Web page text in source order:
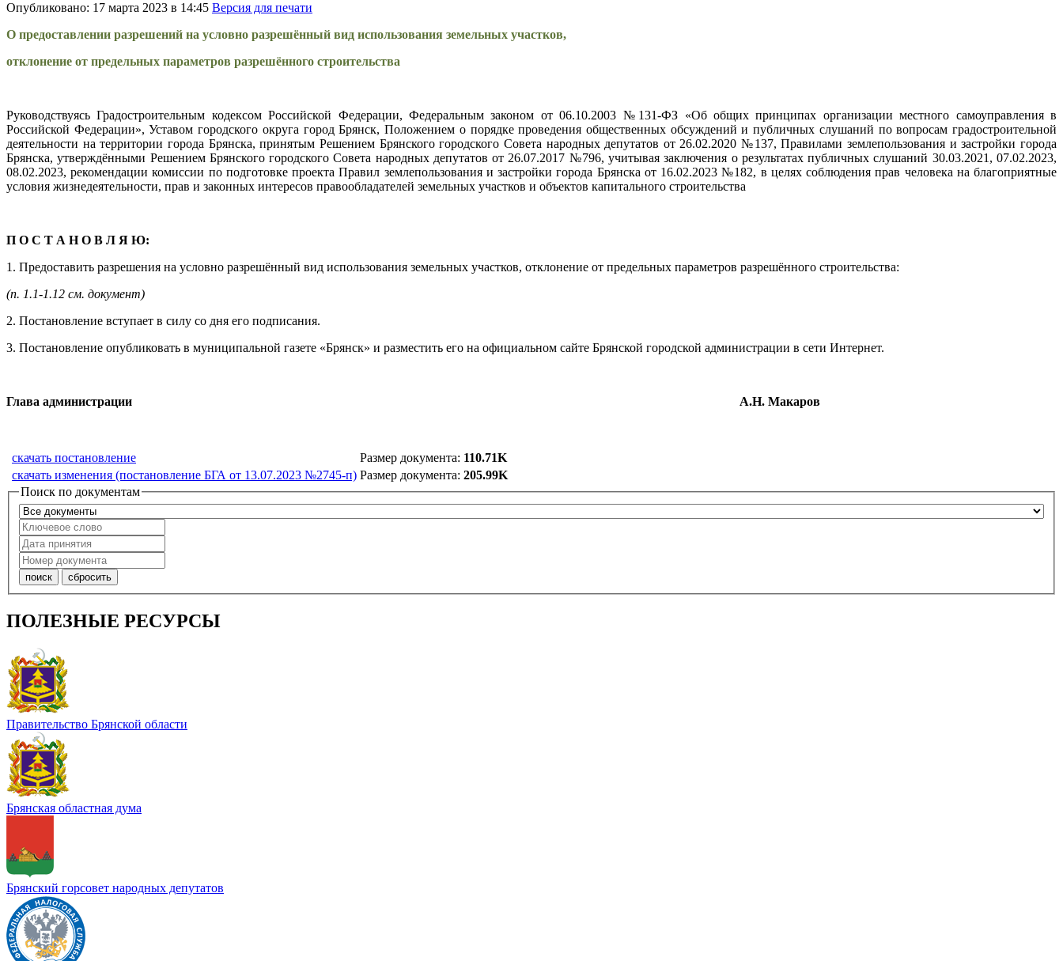
Опубликовано: 17 марта 2023 в 14:45 Версия для печати
О предоставлении разрешений на условно разрешённый вид использования земельных участков,
отклонение от предельных параметров разрешённого строительства
Руководствуясь Градостроительным кодексом Российской Федерации, Федеральным законом от 06.10.2003 №131-ФЗ «Об общих принципах организации местного самоуправления в
Российской Федерации», Уставом городского округа город Брянск, Положением о порядке проведения общественных обсуждений и публичных слушаний по вопросам градостроительной
деятельности на территории города Брянска, принятым Решением Брянского городского Совета народных депутатов от 26.02.2020 №137, Правилами землепользования и застройки города
Брянска, утверждёнными Решением Брянского городского Совета народных депутатов от 26.07.2017 №796, учитывая заключения о результатах публичных слушаний 30.03.2021, 07.02.2023,
08.02.2023, рекомендации комиссии по подготовке проекта Правил землепользования и застройки города Брянска от 16.02.2023 №182, в целях соблюдения прав человека на благоприятные
условия жизнедеятельности, прав и законных интересов правообладателей земельных участков и объектов капитального строительства
П О С Т А Н О В Л Я Ю:
1. Предоставить разрешения на условно разрешённый вид использования земельных участков, отклонение от предельных параметров разрешённого строительства:
(п. 1.1-1.12 см. документ)
2. Постановление вступает в силу со дня его подписания.
3. Постановление опубликовать в муниципальной газете «Брянск» и разместить его на официальном сайте Брянской городской администрации в сети Интернет.
Глава администрации А.Н. Макаров
скачать постановление Размер документа: 110.71K
скачать изменения (постановление БГА от 13.07.2023 №2745-п) Размер документа: 205.99K
Поиск по документам
ПОЛЕЗНЫЕ РЕСУРСЫ
Правительство Брянской области
Брянская областная дума
Брянский горсовет народных депутатов